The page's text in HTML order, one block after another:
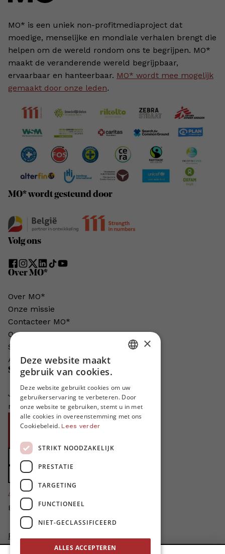
MO* is een uniek non-profitmediaproject dat
moedige, menselijke en mondiale verhalen brengt die
helpen om de wereld rondom ons te begrijpen. MO*
maakt de veranderende wereld begrijpbaar,
ervaarbaar en hanteerbaar. MO* wordt mee mogelijk
gemaakt door onze leden.
MO* wordt gesteund door
Volg ons
Over MO*
Over MO*
Onze missie
Contacteer MO*
Onze auteurs
Schrijven voor MO*?
Adverteren in MO*
Steun MO*
Je helpt ons groeien. MO* bestaat
niet zonder jouw steun!
Doe een gift
Zet MO* in uw testament
4424
Bedankt voor jullie steun!
Privacybeleid
Disclaimer
ENGLISH
×
Deze website maakt
gebruik van cookies.
Deze website gebruikt cookies om uw
gebruikerservaring te verbeteren. Door
onze website te gebruiken, stemt u in met
alle cookies in overeenstemming met ons
Cookiebeleid. Lees verder
STRIKT NOODZAKELIJK
PRESTATIE
TARGETING
FUNCTIONEEL
NIET-GECLASSIFICEERD
ALLES ACCEPTEREN